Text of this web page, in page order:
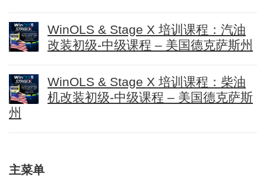
WinOLS & Stage X 培训课程：汽油
改装初级-中级课程 – 美国德克萨斯州
WinOLS & Stage X 培训课程：柴油
机改装初级-中级课程 – 美国德克萨斯
州
主菜单